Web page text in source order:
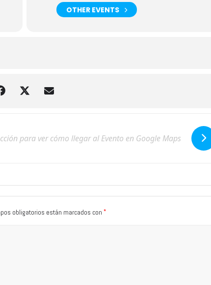
OTHER EVENTS
obligatorios están marcados con *